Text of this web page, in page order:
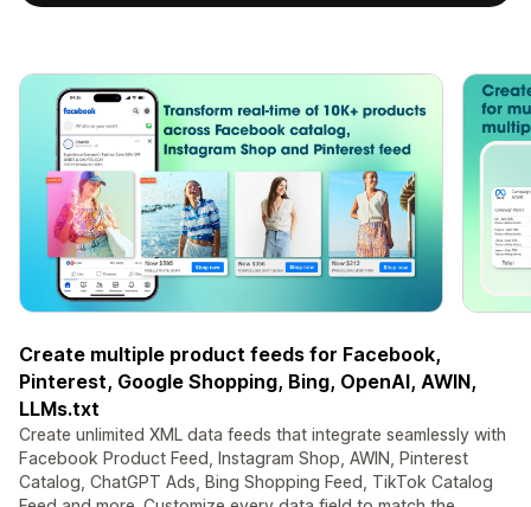
Create multiple product feeds for Facebook,
Pinterest, Google Shopping, Bing, OpenAI, AWIN,
LLMs.txt
Create unlimited XML data feeds that integrate seamlessly with
Facebook Product Feed, Instagram Shop, AWIN, Pinterest
Catalog, ChatGPT Ads, Bing Shopping Feed, TikTok Catalog